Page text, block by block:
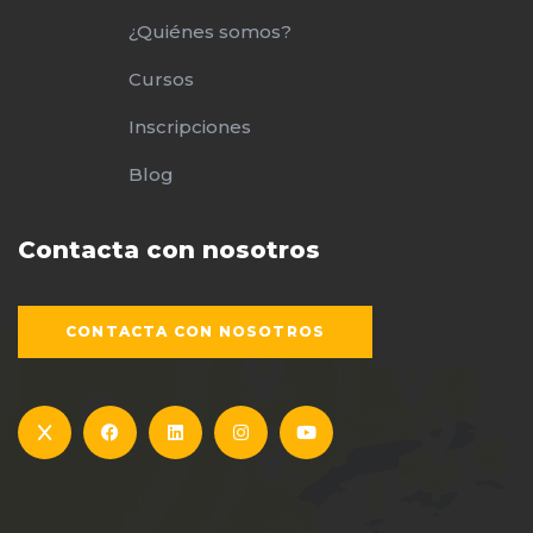
¿Quiénes somos?
Cursos
Inscripciones
Blog
Contacta con nosotros
CONTACTA CON NOSOTROS